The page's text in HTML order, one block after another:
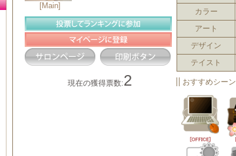
カラー
アート
デザイン
テイスト
おすすめシーン
[Main]
現在の獲得票数:2